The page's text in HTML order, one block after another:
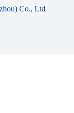
Co., Ltd